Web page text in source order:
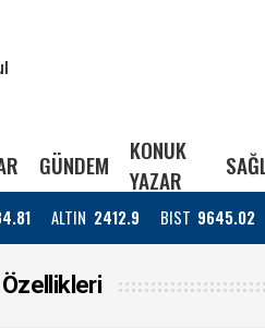
GÜNDEM
KONUK
YAZAR
ALTIN 2412.9 BIST 9645.02